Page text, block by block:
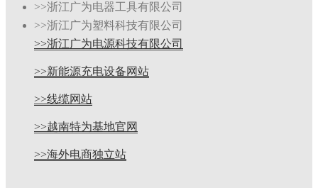
>>浙江广为电器工具有限公司
>>浙江广为塑料科技有限公司
>>浙江广为电源科技有限公司
>>新能源充电设备网站
>>线缆网站
>>越南特为基地官网
>>海外电商独立站